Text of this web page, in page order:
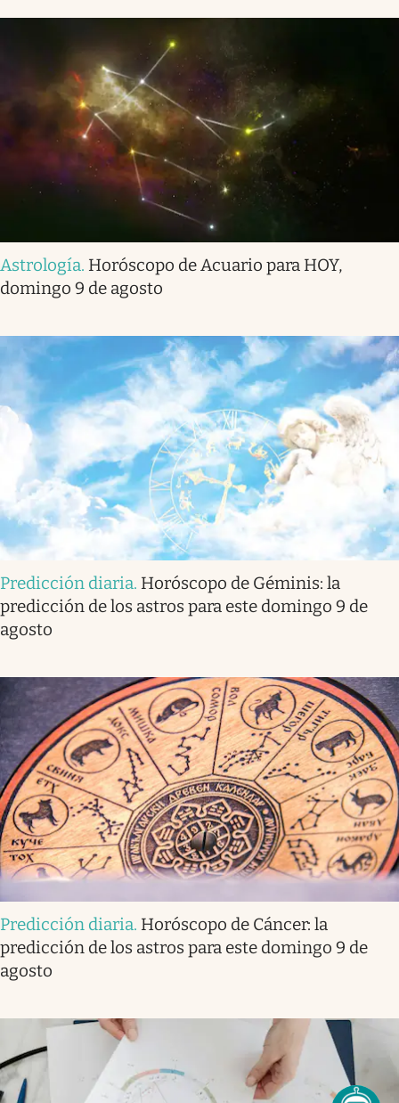
Astrología. Horóscopo de Acuario para HOY,
domingo 9 de agosto
Predicción diaria. Horóscopo de Géminis: la
predicción de los astros para este domingo 9 de
agosto
Predicción diaria. Horóscopo de Cáncer: la
predicción de los astros para este domingo 9 de
agosto